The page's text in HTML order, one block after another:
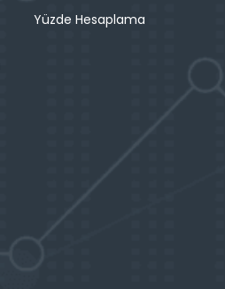
Yüzde Hesaplama